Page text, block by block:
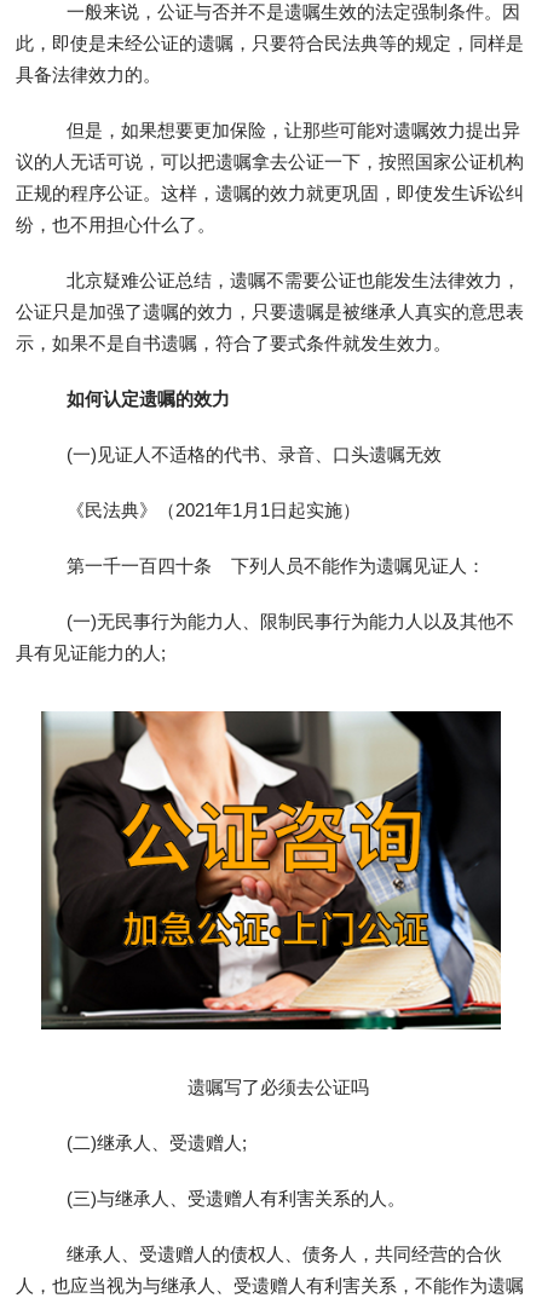
一般来说，公证与否并不是遗嘱生效的法定强制条件。因
此，即使是未经公证的遗嘱，只要符合民法典等的规定，同样是
具备法律效力的。
但是，如果想要更加保险，让那些可能对遗嘱效力提出异
议的人无话可说，可以把遗嘱拿去公证一下，按照国家公证机构
正规的程序公证。这样，遗嘱的效力就更巩固，即使发生诉讼纠
纷，也不用担心什么了。
北京疑难公证总结，遗嘱不需要公证也能发生法律效力，
公证只是加强了遗嘱的效力，只要遗嘱是被继承人真实的意思表
示，如果不是自书遗嘱，符合了要式条件就发生效力。
如何认定遗嘱的效力
(一)见证人不适格的代书、录音、口头遗嘱无效
《民法典》（2021年1月1日起实施）
第一千一百四十条 下列人员不能作为遗嘱见证人：
(一)无民事行为能力人、限制民事行为能力人以及其他不
具有见证能力的人;
遗嘱写了必须去公证吗
(二)继承人、受遗赠人;
(三)与继承人、受遗赠人有利害关系的人。
继承人、受遗赠人的债权人、债务人，共同经营的合伙
人，也应当视为与继承人、受遗赠人有利害关系，不能作为遗嘱